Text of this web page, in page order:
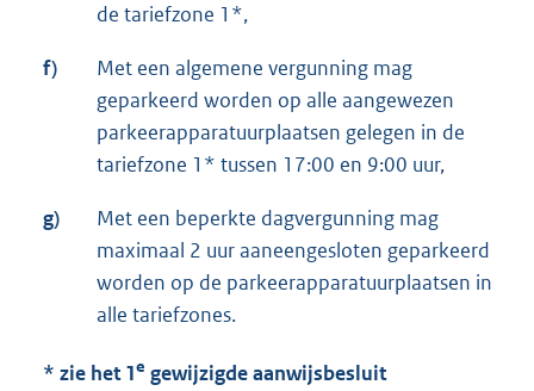
de tariefzone 1*,
f)
Met een algemene vergunning mag
geparkeerd worden op alle aangewezen
parkeerapparatuurplaatsen gelegen in de
tariefzone 1* tussen 17:00 en 9:00 uur,
g)
Met een beperkte dagvergunning mag
maximaal 2 uur aaneengesloten geparkeerd
worden op de parkeerapparatuurplaatsen in
alle tariefzones.
* zie het 1e gewijzigde aanwijsbesluit